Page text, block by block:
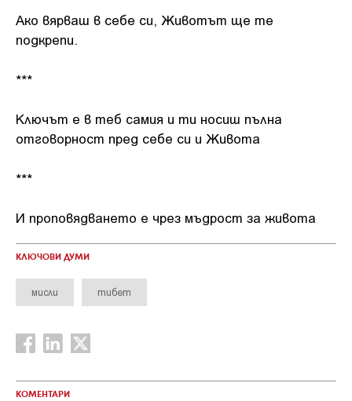
Ако вярваш в себе си, Животът ще те
подкрепи.
***
Ключът е в теб самия и ти носиш пълна
отговорност пред себе си и Живота
***
И проповядването е чрез мъдрост за живота
КЛЮЧОВИ ДУМИ
мисли тибет
КОМЕНТАРИ